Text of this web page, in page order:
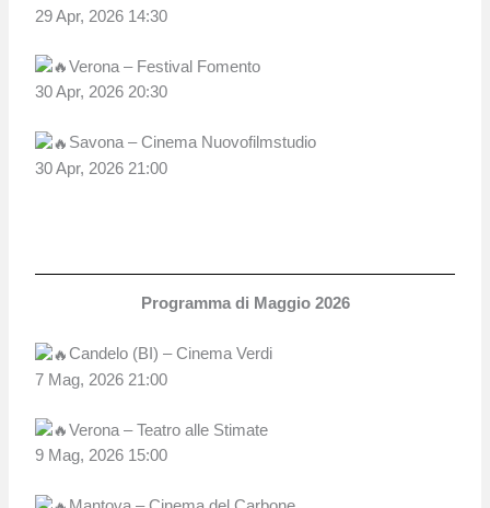
29 Apr, 2026 14:30
Verona – Festival Fomento
30 Apr, 2026 20:30
Savona – Cinema Nuovofilmstudio
30 Apr, 2026 21:00
Programma di Maggio 2026
Candelo (BI) – Cinema Verdi
7 Mag, 2026 21:00
Verona – Teatro alle Stimate
9 Mag, 2026 15:00